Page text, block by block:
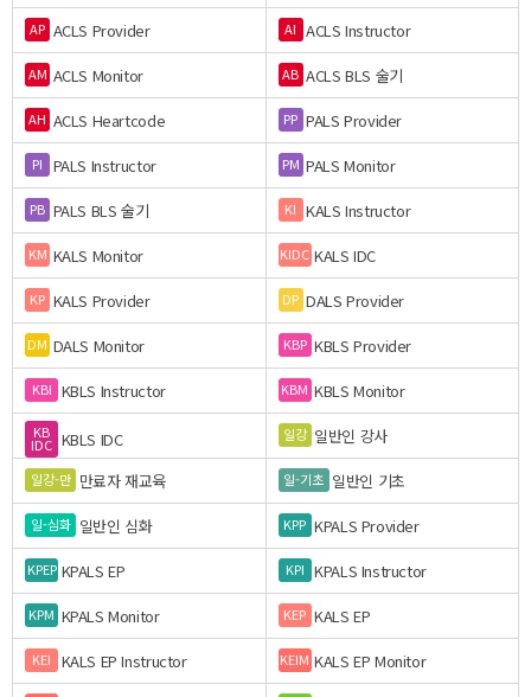
AP ACLS Provider AI ACLS Instructor
AM ACLS Monitor AB ACLS BLS 술기
AH ACLS Heartcode PP PALS Provider
PI PALS Instructor PM PALS Monitor
PB PALS BLS 술기 KI KALS Instructor
KM KALS Monitor KIDC KALS IDC
KP KALS Provider DP DALS Provider
DM DALS Monitor KBP KBLS Provider
KBI KBLS Instructor KBM KBLS Monitor
KB
IDC KBLS IDC 일강 일반인 강사
일강-만 만료자 재교육 일-기초 일반인 기초
일-심화 일반인 심화 KPP KPALS Provider
KPEP KPALS EP KPI KPALS Instructor
KPM KPALS Monitor KEP KALS EP
KEI KALS EP Instructor KEIM KALS EP Monitor